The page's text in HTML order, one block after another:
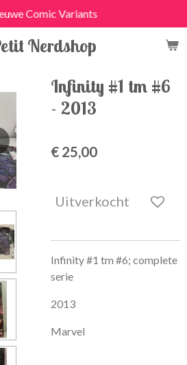
Nerdshop
Comic Variants
Infinity #1 tm #6
- 2013
€ 25,00
Uitverkocht
Infinity #1 tm #6; complete
serie
2013
Marvel